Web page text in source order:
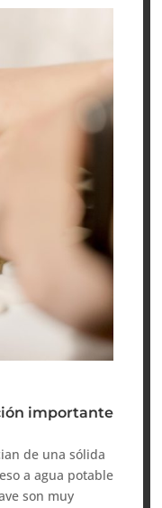
importante
de una sólida
a agua potable
son muy